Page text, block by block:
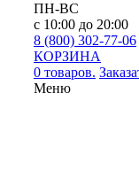
ПН-ВС
с 10:00 до 20:00
8 (800) 302-77-06
КОРЗИНА
0 товаров.
Меню